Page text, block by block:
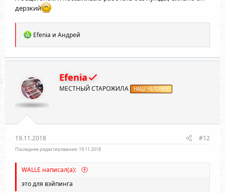
дерзкий
Р
а
к
и
и
:
Efenia и Андрей
Efenia
МЕСТНЫЙ СТАРОЖИЛА НАШ ЧЕЛОВЕК
19.11.2018 #12
Последнее редактирование: 19.11.2018
WALLE написал(а):
это для вэйпинга